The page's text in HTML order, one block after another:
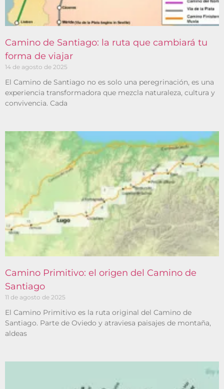
Camino de Santiago: la ruta que cambiará tu
forma de viajar
14 de agosto de 2025
El Camino de Santiago no es solo una peregrinación, es una
experiencia transformadora que mezcla naturaleza, cultura y
convivencia. Cada
Camino Primitivo: el origen del Camino de
Santiago
11 de agosto de 2025
El Camino Primitivo es la ruta original del Camino de
Santiago. Parte de Oviedo y atraviesa paisajes de montaña,
aldeas